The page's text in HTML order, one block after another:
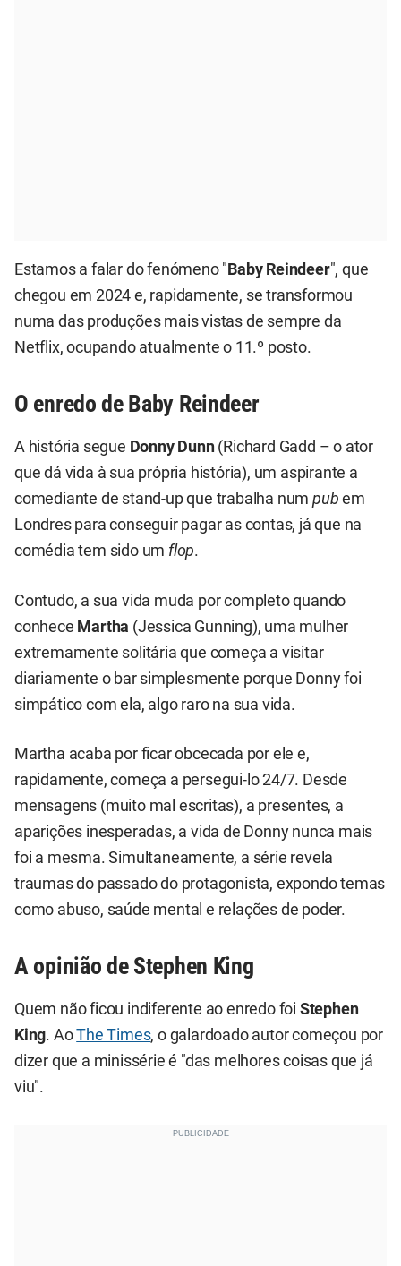
Estamos a falar do fenómeno "Baby Reindeer", que
chegou em 2024 e, rapidamente, se transformou
numa das produções mais vistas de sempre da
Netflix, ocupando atualmente o 11.º posto.
O enredo de Baby Reindeer
A história segue Donny Dunn (Richard Gadd – o ator
que dá vida à sua própria história), um aspirante a
comediante de stand-up que trabalha num pub em
Londres para conseguir pagar as contas, já que na
comédia tem sido um flop.
Contudo, a sua vida muda por completo quando
conhece Martha (Jessica Gunning), uma mulher
extremamente solitária que começa a visitar
diariamente o bar simplesmente porque Donny foi
simpático com ela, algo raro na sua vida.
Martha acaba por ficar obcecada por ele e,
rapidamente, começa a persegui-lo 24/7. Desde
mensagens (muito mal escritas), a presentes, a
aparições inesperadas, a vida de Donny nunca mais
foi a mesma. Simultaneamente, a série revela
traumas do passado do protagonista, expondo temas
como abuso, saúde mental e relações de poder.
A opinião de Stephen King
Quem não ficou indiferente ao enredo foi Stephen
King. AoThe Times, o galardoado autor começou por
dizer que a minissérie é "das melhores coisas que já
viu".